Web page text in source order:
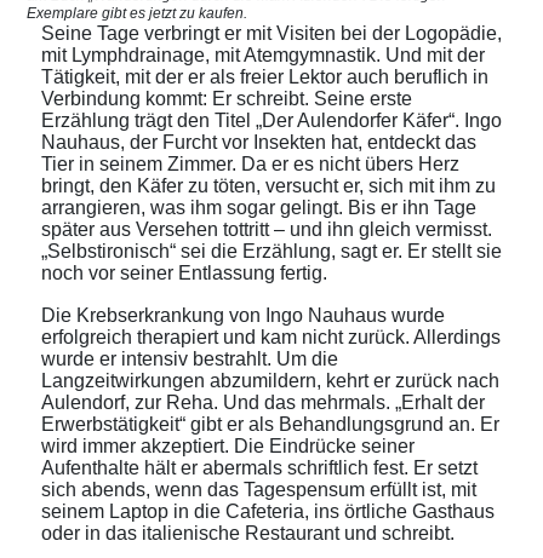
Exemplare gibt es jetzt zu kaufen.
Seine Tage verbringt er mit Visiten bei der Logopädie,
mit Lymphdrainage, mit Atemgymnastik. Und mit der
Tätigkeit, mit der er als freier Lektor auch beruflich in
Verbindung kommt: Er schreibt. Seine erste
Erzählung trägt den Titel „Der Aulendorfer Käfer“. Ingo
Nauhaus, der Furcht vor Insekten hat, entdeckt das
Tier in seinem Zimmer. Da er es nicht übers Herz
bringt, den Käfer zu töten, versucht er, sich mit ihm zu
arrangieren, was ihm sogar gelingt. Bis er ihn Tage
später aus Versehen tottritt – und ihn gleich vermisst.
„Selbstironisch“ sei die Erzählung, sagt er. Er stellt sie
noch vor seiner Entlassung fertig.
Die Krebserkrankung von Ingo Nauhaus wurde
erfolgreich therapiert und kam nicht zurück. Allerdings
wurde er intensiv bestrahlt. Um die
Langzeitwirkungen abzumildern, kehrt er zurück nach
Aulendorf, zur Reha. Und das mehrmals. „Erhalt der
Erwerbstätigkeit“ gibt er als Behandlungsgrund an. Er
wird immer akzeptiert. Die Eindrücke seiner
Aufenthalte hält er abermals schriftlich fest. Er setzt
sich abends, wenn das Tagespensum erfüllt ist, mit
seinem Laptop in die Cafeteria, ins örtliche Gasthaus
oder in das italienische Restaurant und schreibt.